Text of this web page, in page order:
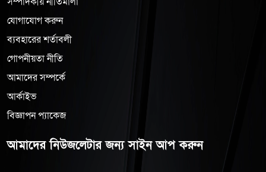
যোগাযোগ করুন
ব্যবহারের শর্তাবলী
গোপনীয়তা নীতি
আমাদের সম্পর্কে
আর্কাইভ
বিজ্ঞাপন প্যাকেজ
আমাদের নিউজলেটার জন্য সাইন আপ করুন